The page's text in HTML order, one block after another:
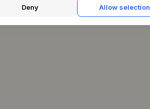
Deny Allow selection